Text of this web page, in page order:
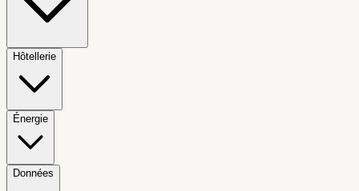
Hôtellerie
Énergie
Données